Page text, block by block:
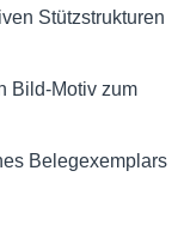
Stützstrukturen
Bild-Motiv zum
Belegexemplars